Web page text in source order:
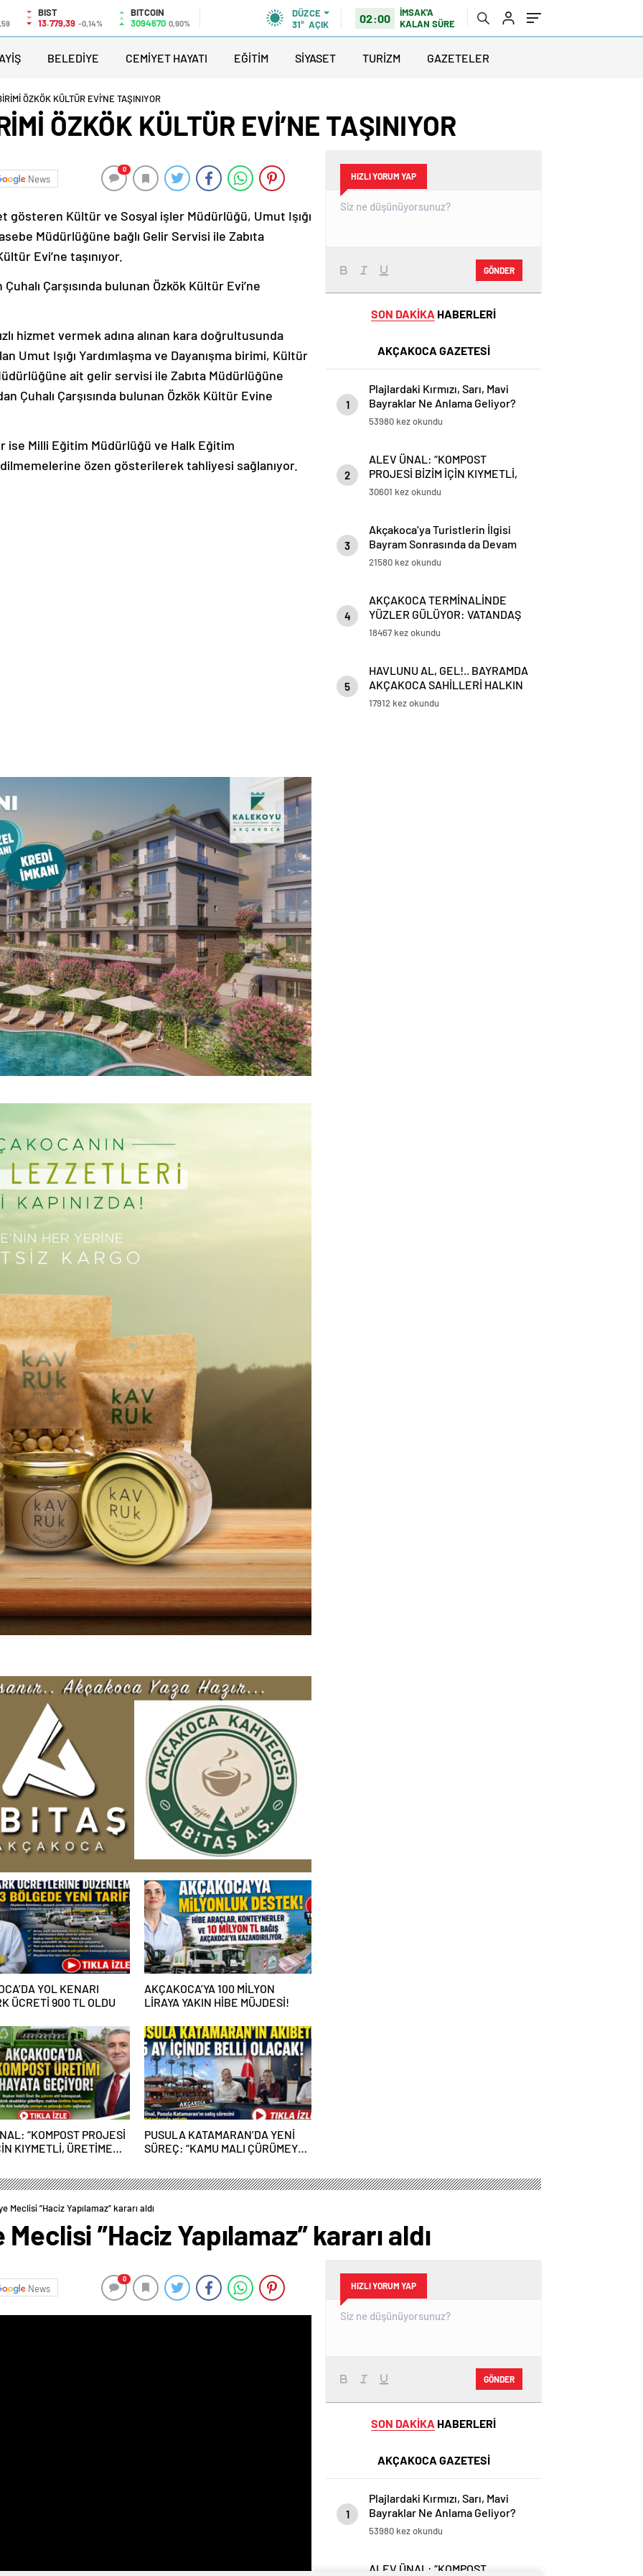
BIST
13.779,39 -0,14%
BITCOIN
3094670 0,90%
DÜZCE
31° AÇIK 02:00
İMSAK'A
KALAN SÜRE
BELEDİYE CEMİYET HAYATI EĞİTİM SİYASET TURİZM GAZETELER
ÖZKÖK KÜLTÜR EVİ’NE TAŞINIYOR
ÖZKÖK KÜLTÜR EVİ’NE TAŞINIYOR
News
0
gösteren Kültür ve Sosyal işler Müdürlüğü, Umut Işığı
Müdürlüğüne bağlı Gelir Servisi ile Zabıta
Evi’ne taşınıyor.
Çarşısında bulunan Özkök Kültür Evi’ne
hizmet vermek adına alınan kara doğrultusunda
Umut Işığı Yardımlaşma ve Dayanışma birimi, Kültür
ait gelir servisi ile Zabıta Müdürlüğüne
Çuhalı Çarşısında bulunan Özkök Kültür Evine
Milli Eğitim Müdürlüğü ve Halk Eğitim
özen gösterilerek tahliyesi sağlanıyor.
YOL KENARI
ÜCRETİ 900 TL OLDU
AKÇAKOCA’YA 100 MİLYON
LİRAYA YAKIN HİBE MÜJDESİ!
“KOMPOST PROJESİ
KIYMETLİ, ÜRETİME
PUSULA KATAMARAN’DA YENİ
SÜREÇ: “KAMU MALI ÇÜRÜMEYE
HIZLI YORUM YAP
GÖNDER
SON DAKİKA HABERLERİ
AKÇAKOCA GAZETESİ
1
Plajlardaki Kırmızı, Sarı, Mavi
Bayraklar Ne Anlama Geliyor?
53980 kez okundu
2
ALEV ÜNAL: “KOMPOST
PROJESİ BİZİM İÇİN KIYMETLİ,
ÜRETİME GEÇECEĞİZ”
30601 kez okundu
3
Akçakoca’ya Turistlerin İlgisi
Bayram Sonrasında da Devam
Ediyor
21580 kez okundu
4
AKÇAKOCA TERMİNALİNDE
YÜZLER GÜLÜYOR: VATANDAŞ
VE ESNAFTAN ‘DEĞİŞİME’ TAM
18467 kez okundu
5
HAVLUNU AL, GEL!.. BAYRAMDA
AKÇAKOCA SAHİLLERİ HALKIN
HİZMETİNDE
17912 kez okundu
Meclisi ”Haciz Yapılamaz” kararı aldı
”Haciz Yapılamaz” kararı aldı
News
0
HIZLI YORUM YAP
GÖNDER
SON DAKİKA HABERLERİ
AKÇAKOCA GAZETESİ
1
Plajlardaki Kırmızı, Sarı, Mavi
Bayraklar Ne Anlama Geliyor?
53980 kez okundu
ALEV ÜNAL: “KOMPOST